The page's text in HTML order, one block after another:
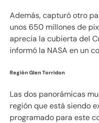
Además, capturó otro
unos 650 millones de
aprecia la cubierta del
informó la NASA en un
Región Glen Torridon
Las dos panorámicas
región que está siendo
programado para este